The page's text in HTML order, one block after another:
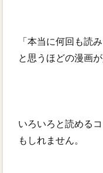
「本当に何回も読
と思うほどの漫画
いろいろと読める
もしれません。